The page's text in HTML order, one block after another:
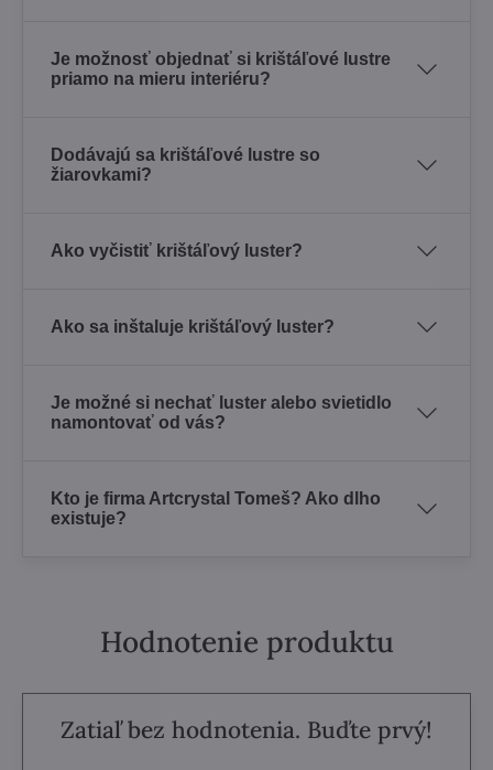
Je možnosť objednať si krištáľové lustre
priamo na mieru interiéru?
Dodávajú sa krištáľové lustre so
žiarovkami?
Ako vyčistiť krištáľový luster?
Ako sa inštaluje krištáľový luster?
Je možné si nechať luster alebo svietidlo
namontovať od vás?
Kto je firma Artcrystal Tomeš? Ako dlho
existuje?
Hodnotenie produktu
Zatiaľ bez hodnotenia. Buďte prvý!